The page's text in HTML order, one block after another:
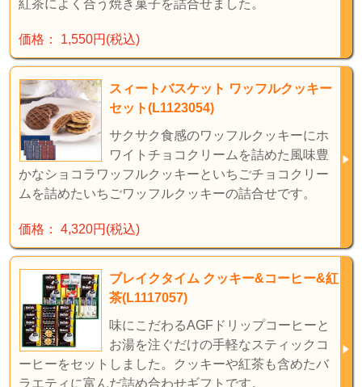
紅茶によく合う焼き菓子を詰合せました。
価格： 1,550円(税込)
スィートバスケット ワッフルクッキー
セット(L1123054)
サクサク食感のワッフルクッキーにホ
ワイトチョコクリームを詰めた風味豊
かなショコラワッフルクッキーといちごチョコクリー
ムを詰めたいちごワッフルクッキーの詰合せです。
価格： 4,320円(税込)
ブレイクタイム クッキー&コーヒー&紅
茶(L1117057)
味にこだわるAGFドリップコーヒーと
お湯を注ぐだけの手軽なスティックコ
ーヒーをセットしました。クッキーや紅茶も含めたバ
ラエティに富んだ詰め合わせギフトです。